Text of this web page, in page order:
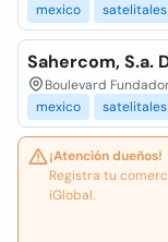
mexico
satelitales
Sahercom, S.a.
Boulevard
mexico
satelitales
¡Atención dueños!
Registra tu
iGlobal.